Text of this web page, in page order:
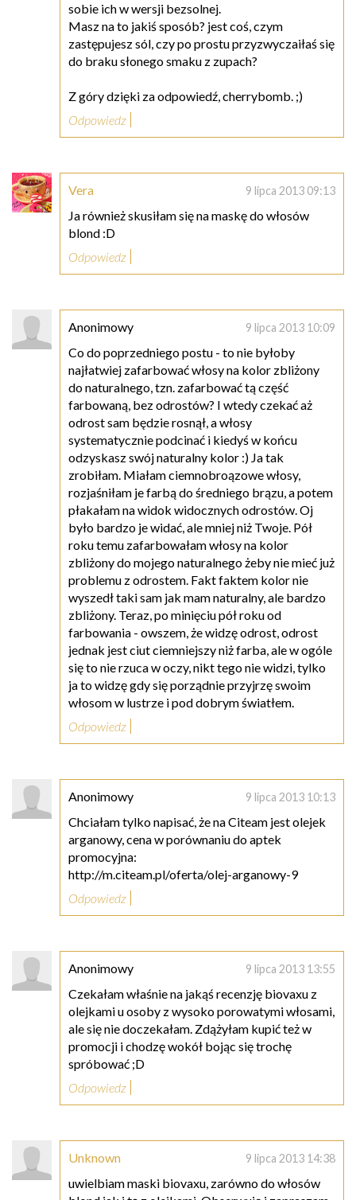
sobie ich w wersji bezsolnej.
Masz na to jakiś sposób? jest coś, czym
zastępujesz sól, czy po prostu przyzwyczaiłaś się
do braku słonego smaku z zupach?
Z góry dzięki za odpowiedź, cherrybomb. ;)
Odpowiedz
Vera 9 lipca 2013 09:13
Ja również skusiłam się na maskę do włosów
blond :D
Odpowiedz
Anonimowy 9 lipca 2013 10:09
Co do poprzedniego postu - to nie byłoby
najłatwiej zafarbować włosy na kolor zbliżony
do naturalnego, tzn. zafarbować tą część
farbowaną, bez odrostów? I wtedy czekać aż
odrost sam będzie rosnął, a włosy
systematycznie podcinać i kiedyś w końcu
odzyskasz swój naturalny kolor :) Ja tak
zrobiłam. Miałam ciemnobroązowe włosy,
rozjaśniłam je farbą do średniego brązu, a potem
płakałam na widok widocznych odrostów. Oj
było bardzo je widać, ale mniej niż Twoje. Pół
roku temu zafarbowałam włosy na kolor
zbliżony do mojego naturalnego żeby nie mieć już
problemu z odrostem. Fakt faktem kolor nie
wyszedł taki sam jak mam naturalny, ale bardzo
zbliżony. Teraz, po minięciu pół roku od
farbowania - owszem, że widzę odrost, odrost
jednak jest ciut ciemniejszy niż farba, ale w ogóle
się to nie rzuca w oczy, nikt tego nie widzi, tylko
ja to widzę gdy się porządnie przyjrzę swoim
włosom w lustrze i pod dobrym światłem.
Odpowiedz
Anonimowy 9 lipca 2013 10:13
Chciałam tylko napisać, że na Citeam jest olejek
arganowy, cena w porównaniu do aptek
promocyjna:
http://m.citeam.pl/oferta/olej-arganowy-9
Odpowiedz
Anonimowy 9 lipca 2013 13:55
Czekałam właśnie na jakąś recenzję biovaxu z
olejkami u osoby z wysoko porowatymi włosami,
ale się nie doczekałam. Zdążyłam kupić też w
promocji i chodzę wokół bojąc się trochę
spróbować ;D
Odpowiedz
Unknown 9 lipca 2013 14:38
uwielbiam maski biovaxu, zarówno do włosów